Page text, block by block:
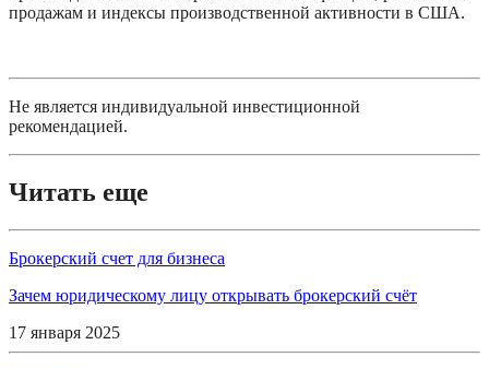
продажам и индексы производственной активности в США.
Не является индивидуальной инвестиционной
рекомендацией.
Читать еще
Брокерский счет для бизнеса
Зачем юридическому лицу открывать брокерский счёт
17 января 2025